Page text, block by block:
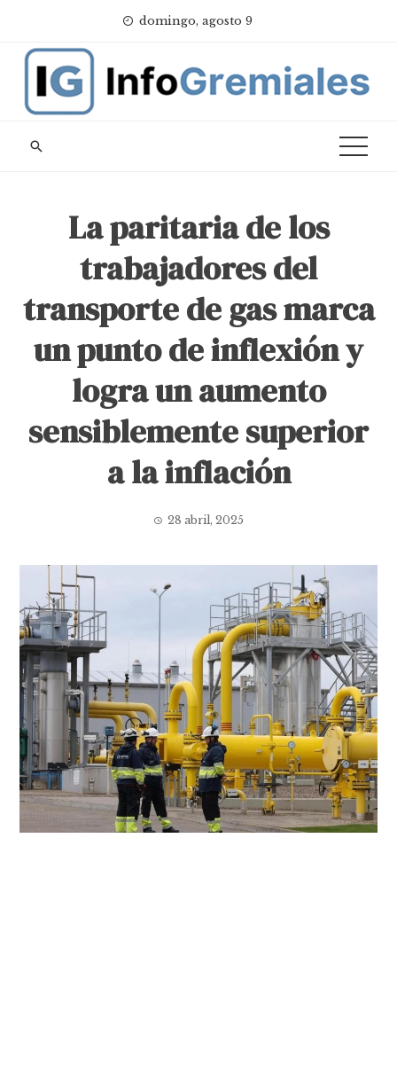
content
domingo, agosto 9
La paritaria de los
trabajadores del
transporte de gas marca
un punto de inflexión y
logra un aumento
sensiblemente superior
a la inflación
28 abril, 2025